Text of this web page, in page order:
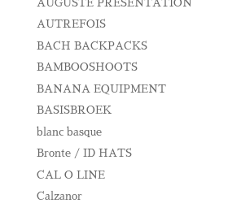
AUGUSTE PRESENTATION
AUTREFOIS
BACH BACKPACKS
BAMBOOSHOOTS
BANANA EQUIPMENT
BASISBROEK
blanc basque
Bronte / ID HATS
CAL O LINE
Calzanor